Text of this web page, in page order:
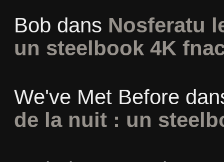
Bob dans Nosferatu
un steelbook 4K
We've Met Before
de la nuit : un